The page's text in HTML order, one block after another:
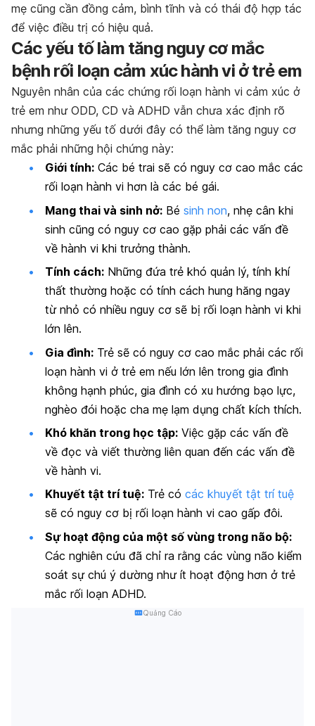
mẹ cũng cần đồng cảm, bình tĩnh và có thái độ hợp tác
để việc điều trị có hiệu quả.
Các yếu tố làm tăng nguy cơ mắc
bệnh rối loạn cảm xúc hành vi ở trẻ em
Nguyên nhân của các chứng rối loạn hành vi cảm xúc ở
trẻ em như ODD, CD và ADHD vẫn chưa xác định rõ
nhưng những yếu tố dưới đây có thể làm tăng nguy cơ
mắc phải những hội chứng này:
Giới tính: Các bé trai sẽ có nguy cơ cao mắc các
rối loạn hành vi hơn là các bé gái.
Mang thai và sinh nở: Bé sinh non, nhẹ cân khi
sinh cũng có nguy cơ cao gặp phải các vấn đề
về hành vi khi trưởng thành.
Tính cách: Những đứa trẻ khó quản lý, tính khí
thất thường hoặc có tính cách hung hăng ngay
từ nhỏ có nhiều nguy cơ sẽ bị rối loạn hành vi khi
lớn lên.
Gia đình: Trẻ sẽ có nguy cơ cao mắc phải các rối
loạn hành vi ở trẻ em nếu lớn lên trong gia đình
không hạnh phúc, gia đình có xu hướng bạo lực,
nghèo đói hoặc cha mẹ lạm dụng chất kích thích.
Khó khăn trong học tập: Việc gặp các vấn đề
về đọc và viết thường liên quan đến các vấn đề
về hành vi.
Khuyết tật trí tuệ: Trẻ có các khuyết tật trí tuệ
sẽ có nguy cơ bị rối loạn hành vi cao gấp đôi.
Sự hoạt động của một số vùng trong não bộ:
Các nghiên cứu đã chỉ ra rằng các vùng não kiểm
soát sự chú ý dường như ít hoạt động hơn ở trẻ
mắc rối loạn ADHD.
Quảng Cáo